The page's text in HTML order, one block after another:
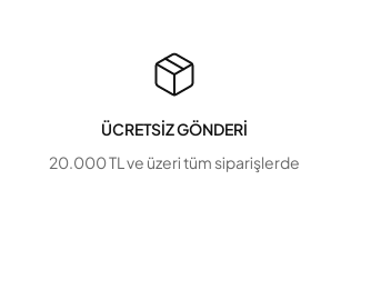
ÜCRETSİZ GÖNDERİ
20.000 TL ve üzeri tüm siparişlerde